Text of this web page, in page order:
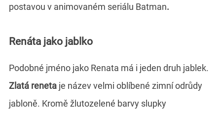
postavou v animovaném seriálu Batman.
Renáta jako jablko
Podobné jméno jako Renata má i jeden druh jablek.
Zlatá reneta je název velmi oblíbené zimní odrůdy
jabloně. Kromě žlutozelené barvy slupky